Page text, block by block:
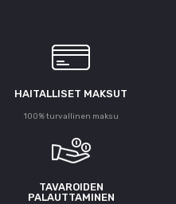
HAITALLISET MAKSUT
100% turvallinen maksu
TAVAROIDEN
PALAUTTAMINEN